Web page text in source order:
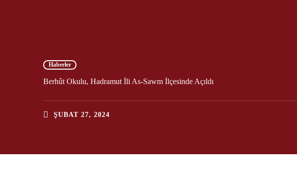
Haberler
Berhût Okulu, Hadramut İli As-Sawm İlçesinde Açıldı
ŞUBAT 27, 2024